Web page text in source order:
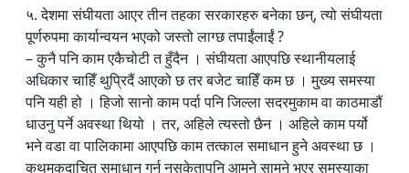
५. देशमा संघीयता आएर तीन तहका सरकारहरु बनेका छन्, त्यो संघीयता
पूर्णरुपमा कार्यान्वयन भएको जस्तो लाग्छ तपाईंलाईं ?
– कुनै पनि काम एकैचोटी त हुँदैन । संघीयता आएपछि स्थानीयलाई
अधिकार चाहिँ थुप्रिदैं आएको छ तर बजेट चाहिँ कम छ । मु्ख्य समस्या
पनि यही हो । हिजो सानो काम पर्दा पनि जिल्ला सदरमुकाम वा काठमाडौं
धाउनु पर्ने अवस्था थियो । तर, अहिले त्यस्तो छैन । अहिले काम पर्यो
भने वडा वा पालिकामा आएपछि काम तत्काल समाधान हुने अवस्था छ ।
कथमकदाचित समाधान गर्न नसकेतापनि आमने सामने भएर समस्याका